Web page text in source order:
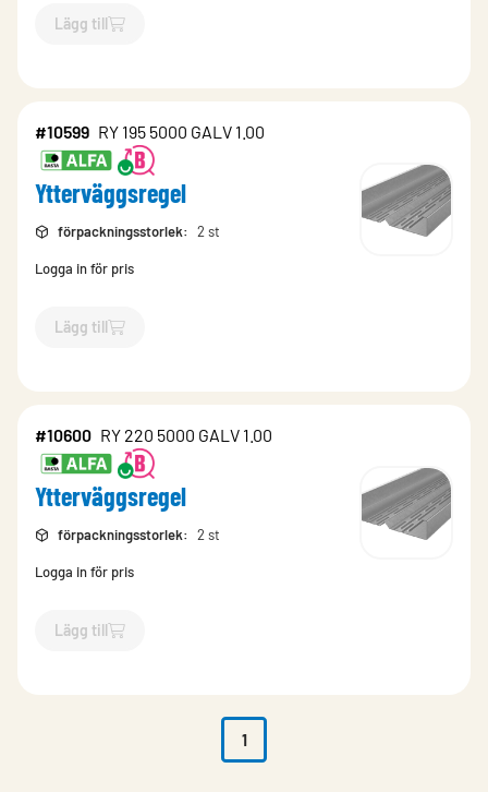
Lägg till
`$Lägg till
#10599 RY 195 5000 GALV 1.00
Ytterväggsregel
förpackningsstorlek: 2 st
Logga in för pris
Lägg till
`$Lägg till
#10600 RY 220 5000 GALV 1.00
Ytterväggsregel
förpackningsstorlek: 2 st
Logga in för pris
Lägg till
`$Lägg till
1